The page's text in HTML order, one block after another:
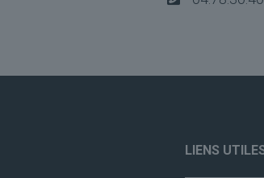
LIENS